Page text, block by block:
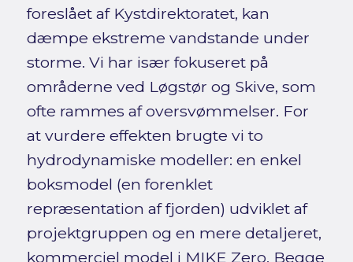
foreslået af Kystdirektoratet, kan
dæmpe ekstreme vandstande under
storme. Vi har især fokuseret på
områderne ved Løgstør og Skive, som
ofte rammes af oversvømmelser. For
at vurdere effekten brugte vi to
hydrodynamiske modeller: en enkel
boksmodel (en forenklet
repræsentation af fjorden) udviklet af
projektgruppen og en mere detaljeret,
kommerciel model i MIKE Zero. Begge